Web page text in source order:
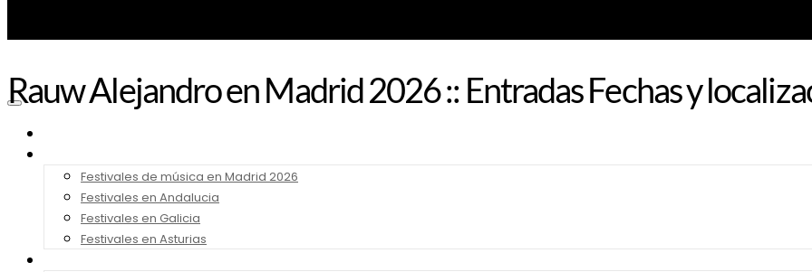
Festivales de música en Madrid 2026
Festivales en Andalucia
Festivales en Galicia
Festivales en Asturias
Rauw Alejandro en Madrid 2026 :: Entradas Fechas y